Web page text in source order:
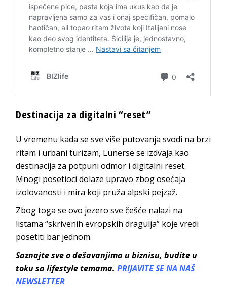
Destinacija za digitalni “reset”
U vremenu kada se sve više putovanja svodi na brzi
ritam i urbani turizam, Lunerse se izdvaja kao
destinacija za potpuni odmor i digitalni reset.
Mnogi posetioci dolaze upravo zbog osećaja
izolovanosti i mira koji pruža alpski pejzaž.
Zbog toga se ovo jezero sve češće nalazi na
listama “skrivenih evropskih dragulja” koje vredi
posetiti bar jednom.
Saznajte sve o dešavanjima u biznisu, budite u
toku sa lifestyle temama.PRIJAVITE SE NA NAŠ
NEWSLETTER